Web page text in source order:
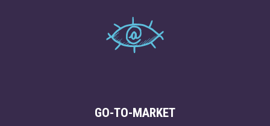
GO-TO-MARKET